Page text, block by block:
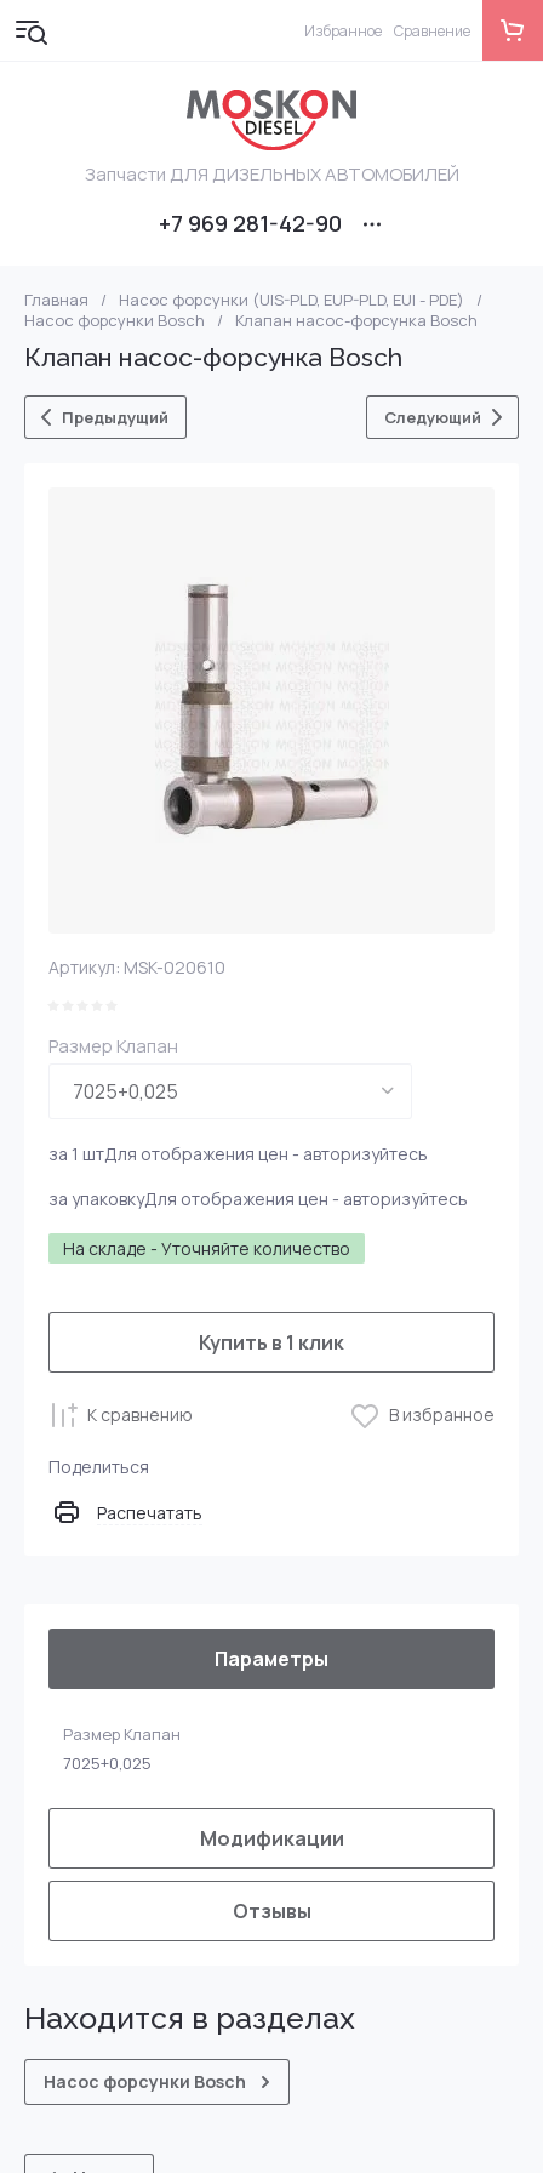
Запчасти ДЛЯ ДИЗЕЛЬНЫХ АВТОМОБИЛЕЙ
+7 969 281-42-90
Избранное Сравнение
Главная / Насос форсунки (UIS-PLD, EUP-PLD, EUI - PDE)
/
Насос форсунки Bosch
/ Клапан насос-форсунка Bosch
Клапан насос-форсунка Bosch
Предыдущий Следующий
Артикул: MSK-020610
Размер Клапан
На складе - Уточняйте количество
за 1 штДля отображения цен - авторизуйтесь
за упаковкуДля отображения цен - авторизуйтесь
Купить в 1 клик
К сравнению В избранное
Поделиться
Распечатать
Параметры
Размер Клапан
7025+0,025
Модификации
Отзывы
Находится в разделах
Насос форсунки Bosch